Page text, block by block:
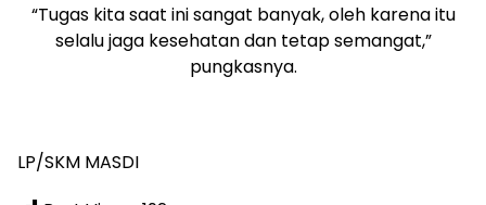
“Tugas kita saat ini sangat banyak, oleh karena itu
selalu jaga kesehatan dan tetap semangat,”
pungkasnya.
LP/SKM MASDI